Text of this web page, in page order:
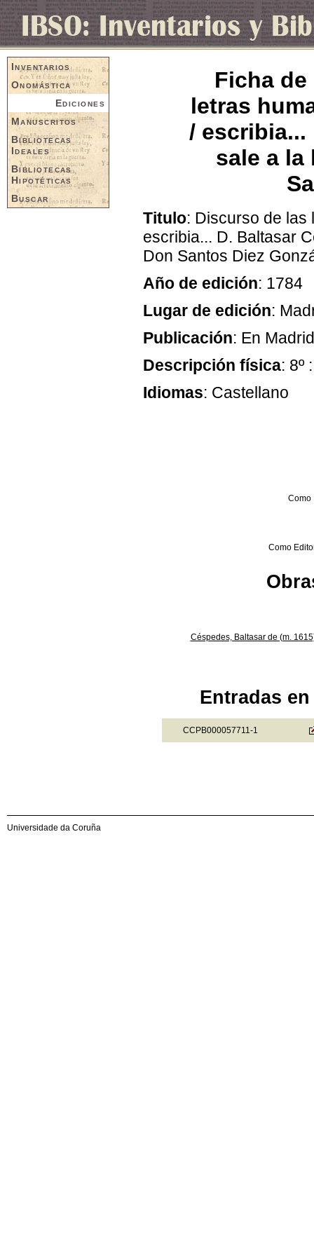
Inventarios
Onomástica
Ediciones
Manuscritos
Bibliotecas
Ideales
Bibliotecas
Hipotéticas
Buscar
Ficha
letras
/ escribia...
sale a la
Titulo: Discurso de las
escribia... D. Baltasar
Don Santos Diez
Año de edición: 1784
Lugar de edición:
Publicación: En
Descripción física: 8º
Idiomas: Castellano
Como
Como
Céspedes, Baltasar de (m.
Entradas
CCPB000057711-1
Universidade da Coruña